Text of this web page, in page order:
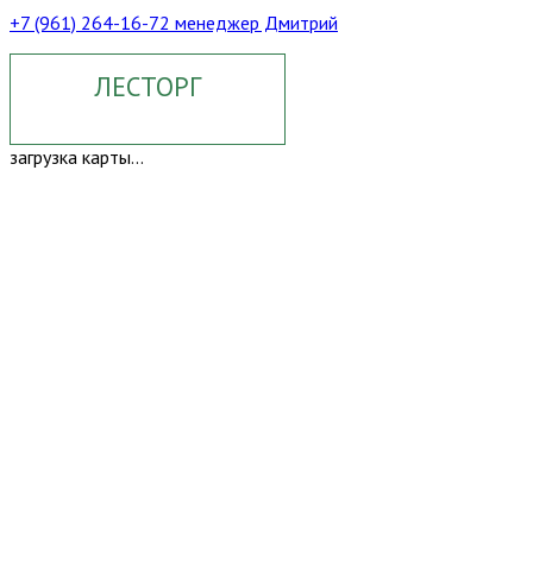
+7 (961) 264-16-72 менеджер Дмитрий
ЛЕСТОРГ
загрузка карты...